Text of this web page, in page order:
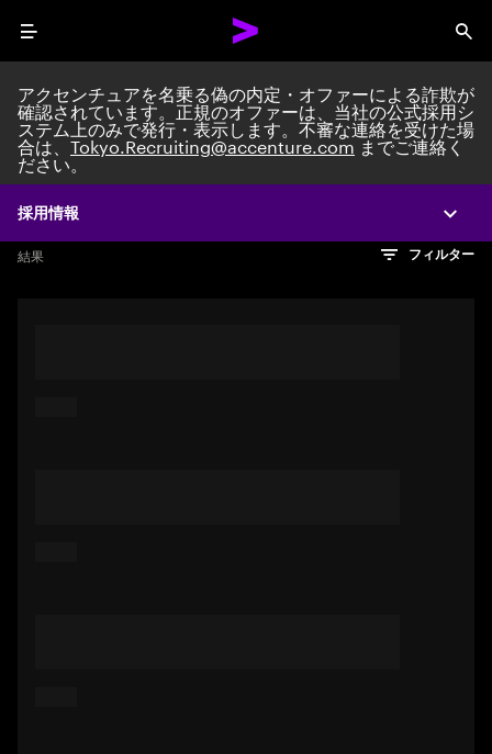
Menu
採用情報
アクセンチュアを名乗る偽の内定・オファーによる詐欺が
確認されています。正規のオファーは、当社の公式採用シ
ステム上のみで発行・表示します。不審な連絡を受けた場
合は、Tokyo.Recruiting@accenture.comまでご連絡く
ださい。
Search jobs at
検索のヒント
希望の仕事を表すフレーズや文章を使って検索してみてくださ
い。キーワードを引用符で囲むことで、完全一致検索もできま
文字数制限に達しました
検索結果を見るにはEnterキーを押してください
結果 フィルター